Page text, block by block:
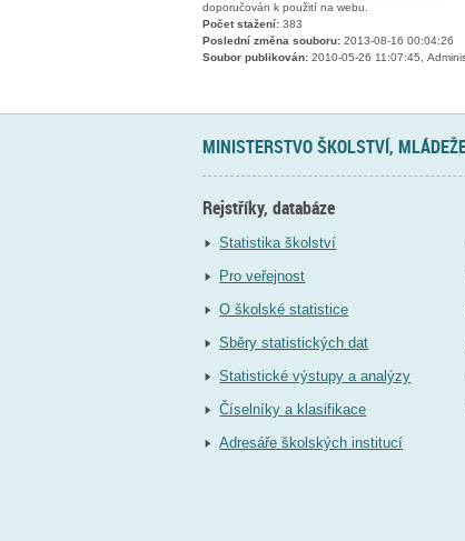
doporučován k použití na webu.
Počet stažení: 383
Poslední změna souboru: 2013-08-16 00:04:26
Soubor publikován: 2010-05-26 11:07:45,
MINISTERSTVO ŠKOLSTVÍ,
Rejstříky, databáze
Statistika školství
Pro veřejnost
O školské statistice
Sběry statistických dat
Statistické výstupy a analýzy
Číselníky a klasifikace
Adresáře školských institucí